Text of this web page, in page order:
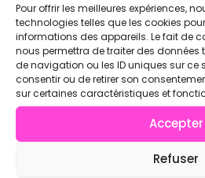
Pour offrir les meilleures expériences,
technologies telles que les cookies
informations des appareils. Le fait de
nous permettra de traiter des données
de navigation ou les ID uniques sur ce
consentir ou de retirer son
sur certaines caractéristiques et
Accepter
Refuser